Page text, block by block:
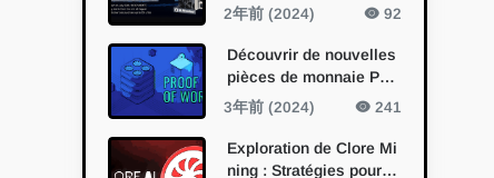
on minière de l'alephiu
m avec l'Antminer AL1
de Bitmain
2年前 (2024) 92
Découvrir de nouvelles
pièces de monnaie Po
W : Un guide pour des i
nvestissements à l'épr
euve du temps
3年前 (2024) 241
Exploration de Clore Mi
ning : Stratégies pour d